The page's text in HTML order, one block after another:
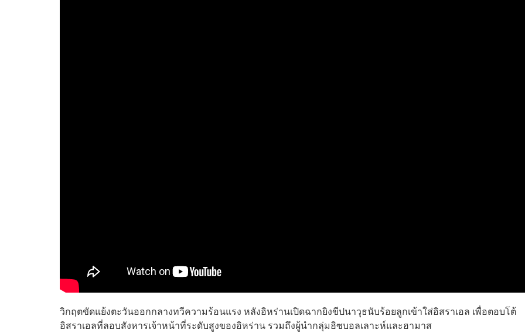
วิกฤตขัดแย้งตะวันออกกลางทวีความร้อนแรง หลังอิหร่านเปิดฉากยิงขีปนาวุธนับร้อยลูกเข้าใส่อิสราเอล เพื่อตอบโต้
อิสราเอลที่ลอบสังหารเจ้าหน้าที่ระดับสูงของอิหร่าน รวมถึงผู้นำกลุ่มฮิซบอลเลาะห์และฮามาส